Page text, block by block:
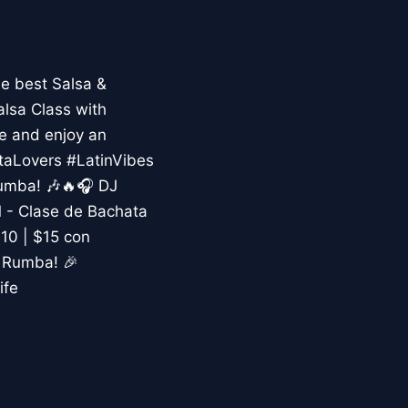
best Salsa &
Class with
and enjoy an
#LatinVibes
🎶🔥🎧 DJ
- Clase de Bachata
| $15 con
🎉